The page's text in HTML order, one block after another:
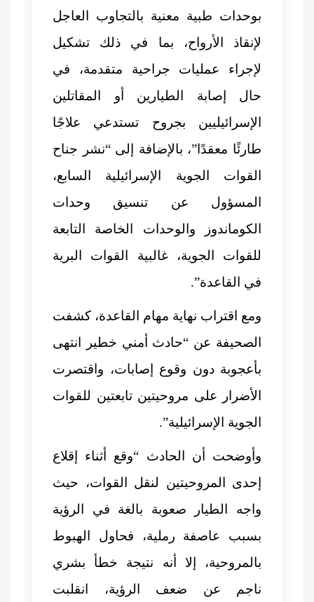
بوحدات طبية معنية بالتجاوب العاجل
لإنقاذ الأرواح، بما في ذلك تشكيل
لإجراء عمليات جراحية متقدمة، في
حال إصابة الطيارين أو المقاتلين
الإسرائيليين بجروح تستدعي علاجًا
طارئًا معقدًا”، بالإضافة إلى “نشر جناح
القوات الجوية الإسرائيلية السابع،
المسؤول عن تنسيق وحدات
الكوماندوز والوحدات الخاصة التابعة
للقوات الجوية، غالبية القوات البرية
في القاعدة”.
ومع اقتراب نهاية مهام القاعدة، كشفت
الصحيفة عن “حادث أمني خطير انتهى
بأعجوبة دون وقوع إصابات، واقتصرت
الأضرار على مروحيتين تابعتين للقوات
الجوية الإسرائيلية”.
وأوضحت أن الحادث “وقع أثناء إقلاع
إحدى المروحيتين لنقل القوات، حيث
واجه الطيار صعوبة بالغة في الرؤية
بسبب عاصفة رملية، فحاول الهبوط
بالمروحية، إلا أنه نتيجة خطأ بشري
ناجم عن ضعف الرؤية، انقلبت